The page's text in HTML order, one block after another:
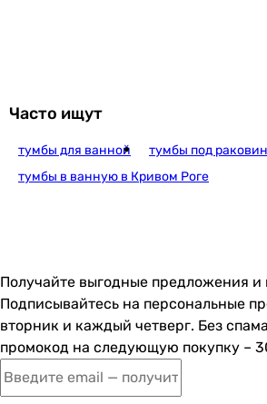
Часто ищут
тумбы для ванной
тумбы под
тумбы в ванную в Кривом Роге
Получайте выгодные предложения и
Подписывайтесь на персональные
вторник и каждый четверг. Без
промокод на следующую покупку –